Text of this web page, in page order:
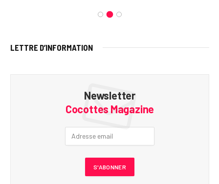
LETTRE D’INFORMATION
Newsletter
Cocottes Magazine